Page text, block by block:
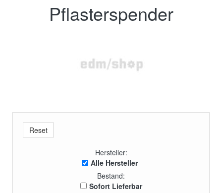
Pflasterspender
Hersteller:
Alle Hersteller
Bestand:
Sofort Lieferbar